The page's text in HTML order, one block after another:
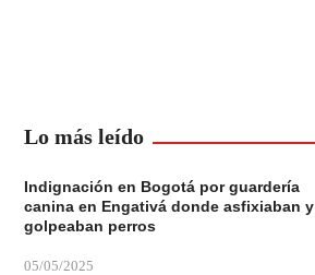
Lo más leído
Indignación en Bogotá por guardería
canina en Engativá donde asfixiaban y
golpeaban perros
05/05/2025